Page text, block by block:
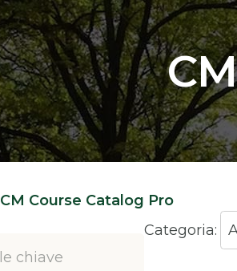
CM Course Catalog Pro
Categoria: